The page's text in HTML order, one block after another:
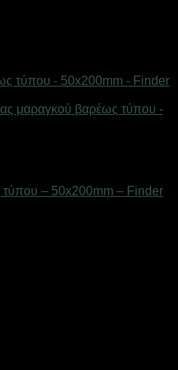
τύπου – 50x200mm – Finder